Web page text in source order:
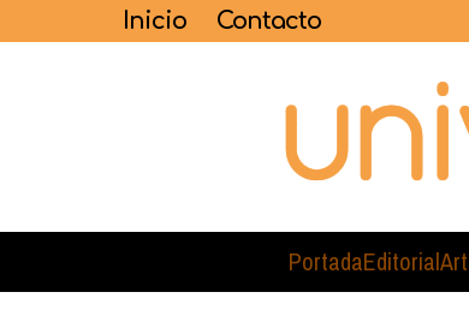
Inicio Contacto
PortadaEditorial